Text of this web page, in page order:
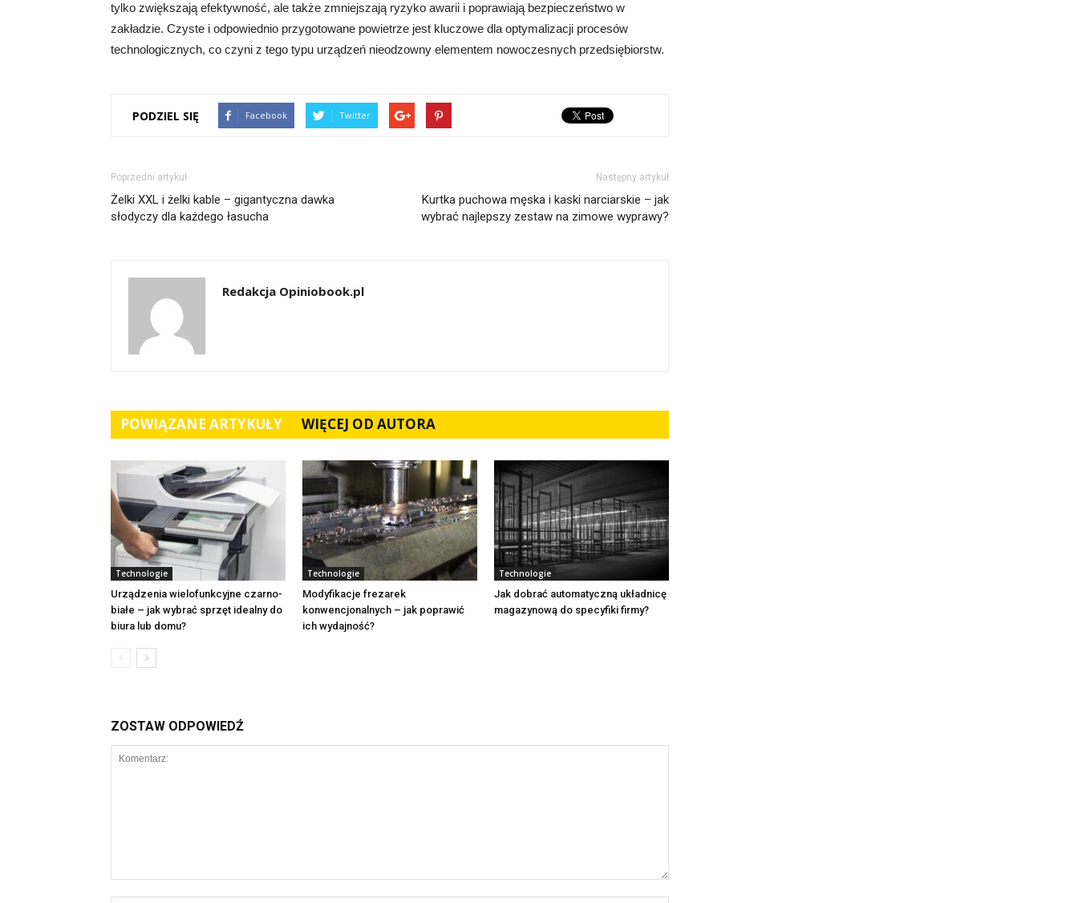
tylko zwiększają efektywność, ale także zmniejszają ryzyko awarii i poprawiają bezpieczeństwo w
zakładzie. Czyste i odpowiednio przygotowane powietrze jest kluczowe dla optymalizacji procesów
technologicznych, co czyni z tego typu urządzeń nieodzowny elementem nowoczesnych przedsiębiorstw.
PODZIEL SIĘ Facebook Twitter
Poprzedni artykuł
Żelki XXL i żelki kable – gigantyczna dawka
słodyczy dla każdego łasucha
Następny artykuł
Kurtka puchowa męska i kaski narciarskie – jak
wybrać najlepszy zestaw na zimowe wyprawy?
Redakcja Opiniobook.pl
POWIĄZANE ARTYKUŁY WIĘCEJ OD AUTORA
Technologie
Urządzenia wielofunkcyjne czarno-
białe – jak wybrać sprzęt idealny do
biura lub domu?
Technologie
Modyfikacje frezarek
konwencjonalnych – jak poprawić
ich wydajność?
Technologie
Jak dobrać automatyczną układnicę
magazynową do specyfiki firmy?
ZOSTAW ODPOWIEDŹ